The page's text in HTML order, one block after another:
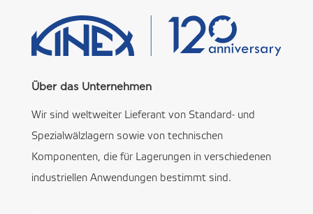
Über das Unternehmen
Wir sind weltweiter Lieferant von Standard- und
Spezialwälzlagern sowie von technischen
Komponenten, die für Lagerungen in verschiedenen
industriellen Anwendungen bestimmt sind.